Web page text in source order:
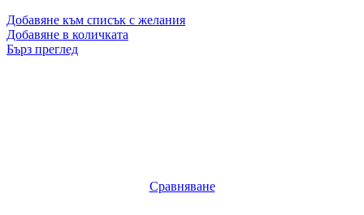
Добавяне към списък с желания
Добавяне в количката
Бърз преглед
Сравняване